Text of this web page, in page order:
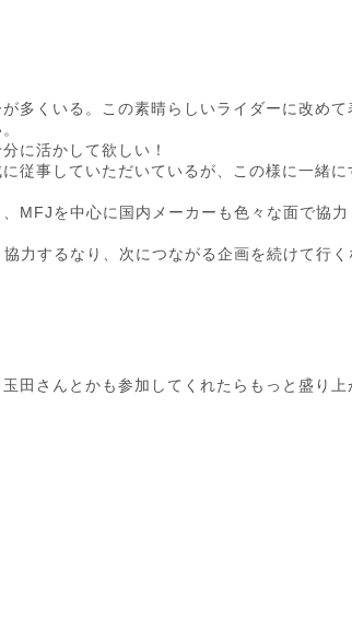
多くいる。この素晴らしいライダーに改めて
に活かして欲しい！
従事していただいているが、この様に一緒に
MFJを中心に国内メーカーも色々な面で協力
力するなり、次につながる企画を続けて行く
田さんとかも参加してくれたらもっと盛り上